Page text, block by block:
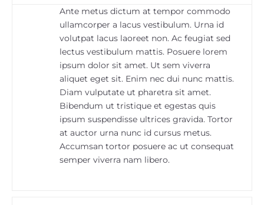
Ante metus dictum at tempor commodo
ullamcorper a lacus vestibulum. Urna id
volutpat lacus laoreet non. Ac feugiat sed
lectus vestibulum mattis. Posuere lorem
ipsum dolor sit amet. Ut sem viverra
aliquet eget sit. Enim nec dui nunc mattis.
Diam vulputate ut pharetra sit amet.
Bibendum ut tristique et egestas quis
ipsum suspendisse ultrices gravida. Tortor
at auctor urna nunc id cursus metus.
Accumsan tortor posuere ac ut consequat
semper viverra nam libero.